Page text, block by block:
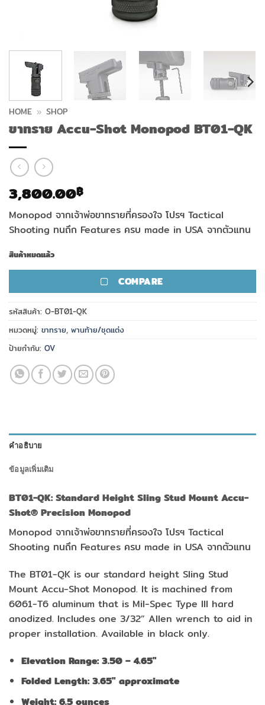
HOME » SHOP
ขาทราย Accu-Shot Monopod BT01-QK
3,800.00฿
Monopod จากเจ้าพ่อขาทรายที่ครองใจ โปรฯ Tactical
Shooting ทนถึก Features ครบ made in USA จากตัวแทน
สินค้าหมดแล้ว
COMPARE
รหัสสินค้า: O-BT01-QK
หมวดหมู่: ขาทราย, พานท้าย/ชุดแต่ง
ป้ายกำกับ: OV
คำอธิบาย
ข้อมูลเพิ่มเติม
BT01-QK: Standard Height Sling Stud Mount Accu-
Shot® Precision Monopod
Monopod จากเจ้าพ่อขาทรายที่ครองใจ โปรฯ Tactical
Shooting ทนถึก Features ครบ made in USA จากตัวแทน
The BT01-QK is our standard height Sling Stud
Mount Accu-Shot Monopod. It is machined from
6061-T6 aluminum that is Mil-Spec Type III hard
anodized. Includes one 3/32” Allen wrench to aid in
proper installation. Available in black only.
Elevation Range: 3.50 – 4.65″
Folded Length: 3.65″ approximate
Weight: 6.5 ounces